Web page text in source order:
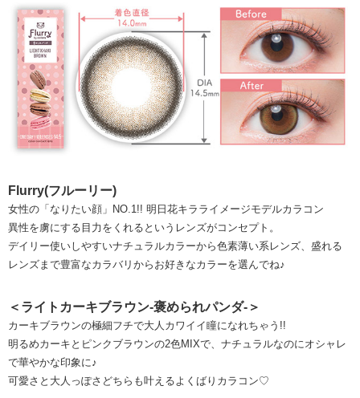
Flurry(フルーリー)
女性の「なりたい顔」NO.1!! 明日花キラライメージモデルカラコン
異性を虜にする目力をくれるというレンズがコンセプト。
デイリー使いしやすいナチュラルカラーから色素薄い系レンズ、盛れる
レンズまで豊富なカラバリからお好きなカラーを選んでね♪
＜ライトカーキブラウン-褒められパンダ-＞
カーキブラウンの極細フチで大人カワイイ瞳になれちゃう!!
明るめカーキとピンクブラウンの2色MIXで、ナチュラルなのにオシャレ
で華やかな印象に♪
可愛さと大人っぽさどちらも叶えるよくばりカラコン♡